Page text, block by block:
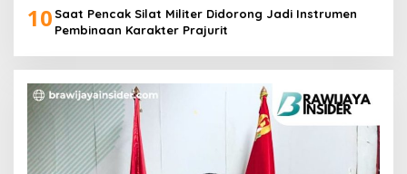
10 Saat Pencak Silat Militer Didorong Jadi Instrumen
Pembinaan Karakter Prajurit